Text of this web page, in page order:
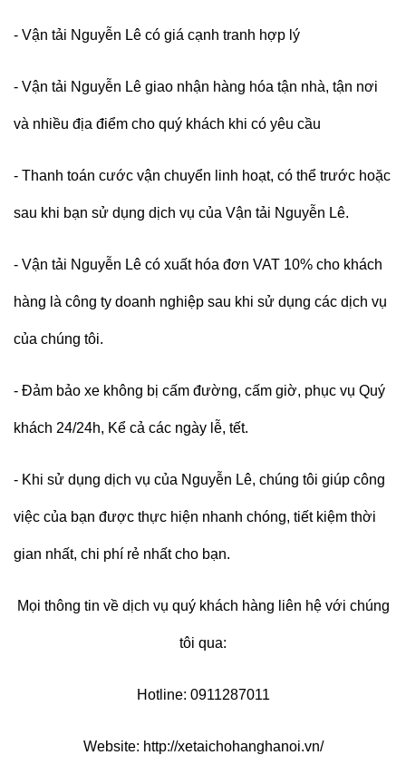
- Vận tải Nguyễn Lê có giá cạnh tranh hợp lý
- Vận tải Nguyễn Lê giao nhận hàng hóa tận nhà, tận nơi
và nhiều địa điểm cho quý khách khi có yêu cầu
- Thanh toán cước vận chuyển linh hoạt, có thể trước hoặc
sau khi bạn sử dụng dịch vụ của Vận tải Nguyễn Lê.
- Vận tải Nguyễn Lê có xuất hóa đơn VAT 10% cho khách
hàng là công ty doanh nghiệp sau khi sử dụng các dịch vụ
của chúng tôi.
- Đảm bảo xe không bị cấm đường, cấm giờ, phục vụ Quý
khách 24/24h, Kể cả các ngày lễ, tết.
- Khi sử dụng dịch vụ của Nguyễn Lê, chúng tôi giúp công
việc của bạn được thực hiện nhanh chóng, tiết kiệm thời
gian nhất, chi phí rẻ nhất cho bạn.
Mọi thông tin về dịch vụ quý khách hàng liên hệ với chúng
tôi qua:
Hotline: 0911287011
Website: http://xetaichohanghanoi.vn/